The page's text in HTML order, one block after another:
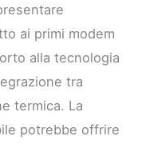
ai primi modem
alla tecnologia
tra
termica. La
potrebbe offrire